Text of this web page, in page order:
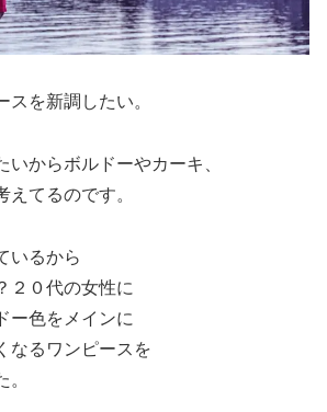
スを新調したい。
いからボルドーやカーキ、
えてるのです。
いるから
２０代の女性に
ー色をメインに
なるワンピースを